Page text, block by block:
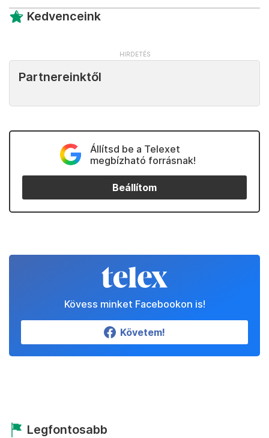
Kedvenceink
Partnereinktől
Állítsd be a Telexet
megbízható forrásnak!
Beállítom
Kövess minket Facebookon is!
Követem!
Legfontosabb